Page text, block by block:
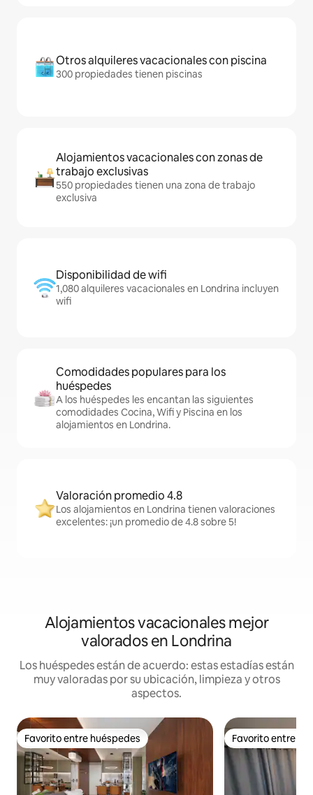
Otros alquileres vacacionales con piscina
300 propiedades tienen piscinas
Alojamientos vacacionales con zonas de
trabajo exclusivas
550 propiedades tienen una zona de trabajo
exclusiva
Disponibilidad de wifi
1,080 alquileres vacacionales en Londrina incluyen
wifi
Comodidades populares para los
huéspedes
A los huéspedes les encantan las siguientes
comodidades Cocina, Wifi y Piscina en los
alojamientos en Londrina.
Valoración promedio 4.8
Los alojamientos en Londrina tienen valoraciones
excelentes: ¡un promedio de 4.8 sobre 5!
Alojamientos vacacionales mejor
valorados en Londrina
Los huéspedes están de acuerdo: estas estadías están
muy valoradas por su ubicación, limpieza y otros
aspectos.
Favorito entre huéspedes
Favorito entre huéspedes Favorito entre
Favorito entre